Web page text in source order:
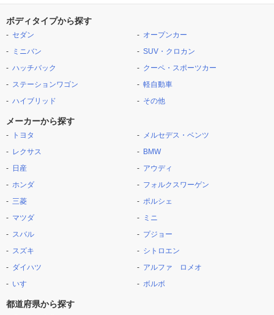
ボディタイプから探す
セダン
ミニバン
ハッチバック
ステーションワゴン
ハイブリッド
オープンカー
SUV・クロカン
クーペ・スポーツカー
軽自動車
その他
メーカーから探す
トヨタ
レクサス
日産
ホンダ
三菱
マツダ
スバル
スズキ
ダイハツ
いすゞ
メルセデス・ベンツ
BMW
アウディ
フォルクスワーゲン
ポルシェ
ミニ
プジョー
シトロエン
アルファ ロメオ
ボルボ
都道府県から探す